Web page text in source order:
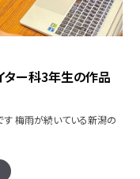
ター科3年生の作品
す 梅雨が続いている新潟の